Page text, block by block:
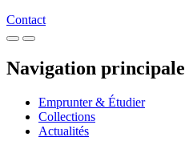
Contact
Navigation principale
Emprunter & Étudier
Collections
Actualités